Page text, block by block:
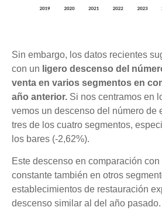
Sin embargo, los datos recientes
con un ligero descenso del
venta en varios segmentos en
año anterior. Si nos centramos en
vemos un descenso del número de
tres de los cuatro segmentos,
los bares (-2,62%).
Este descenso en comparación
constante también en otros
establecimientos de restauración
descenso similar al del año pasado.